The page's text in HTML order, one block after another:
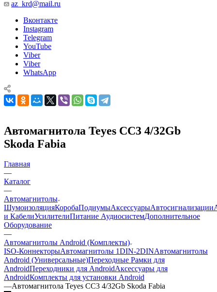
az_krd@mail.ru
Вконтакте
Instagram
Telegram
YouTube
Viber
Viber
WhatsApp
Автомагнитола Teyes CC3 4/32Gb
Skoda Fabia
Главная
—
Каталог
—
Автомагнитолы
ШумоизоляцияКоробаПодиумыАксессуарыАвтосигнализации
и КабелиУсилителиПитание АудиосистемДополнительное
Оборудование
—
Автомагнитолы Android (Комплекты)
ISO-КоннекторыАвтомагнитолы 1DIN-2DINАвтомагнитолы
Android (Универсальные)Переходные Рамки для
AndroidПереходники для AndroidАксессуары для
AndroidКомплекты для установки Android
—Автомагнитола Teyes CC3 4/32Gb Skoda Fabia